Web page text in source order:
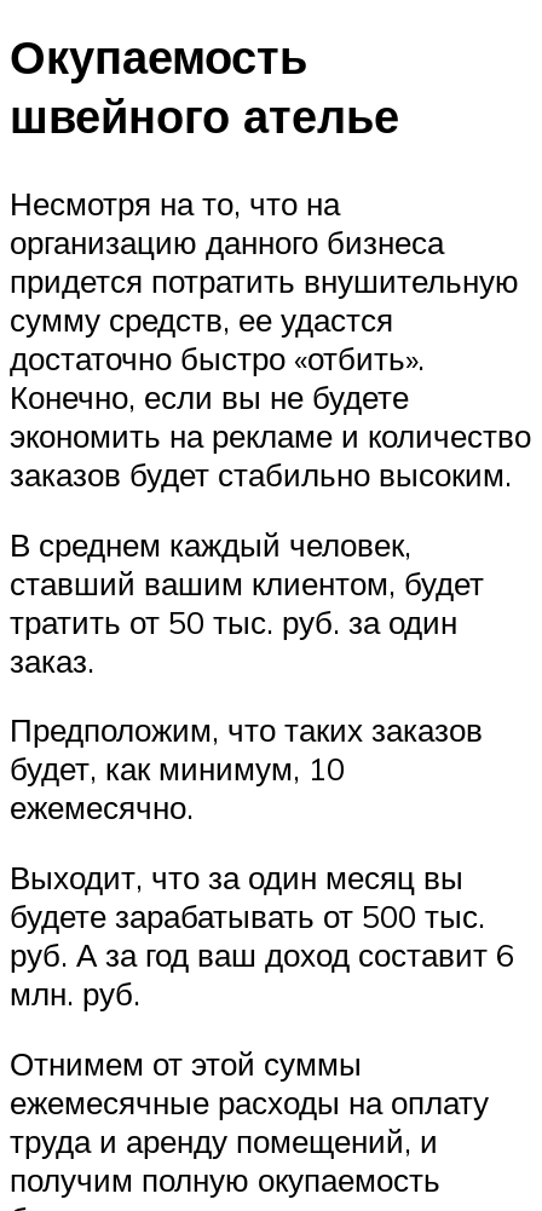
Окупаемость
швейного ателье
Несмотря на то, что на
организацию данного бизнеса
придется потратить внушительную
сумму средств, ее удастся
достаточно быстро «отбить».
Конечно, если вы не будете
экономить на рекламе и количество
заказов будет стабильно высоким.
В среднем каждый человек,
ставший вашим клиентом, будет
тратить от 50 тыс. руб. за один
заказ.
Предположим, что таких заказов
будет, как минимум, 10
ежемесячно.
Выходит, что за один месяц вы
будете зарабатывать от 500 тыс.
руб. А за год ваш доход составит 6
млн. руб.
Отнимем от этой суммы
ежемесячные расходы на оплату
труда и аренду помещений, и
получим полную окупаемость